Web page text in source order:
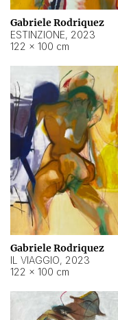
Gabriele Rodriquez
ESTINZIONE, 2023
122 × 100 cm
Gabriele Rodriquez
IL VIAGGIO, 2023
122 × 100 cm